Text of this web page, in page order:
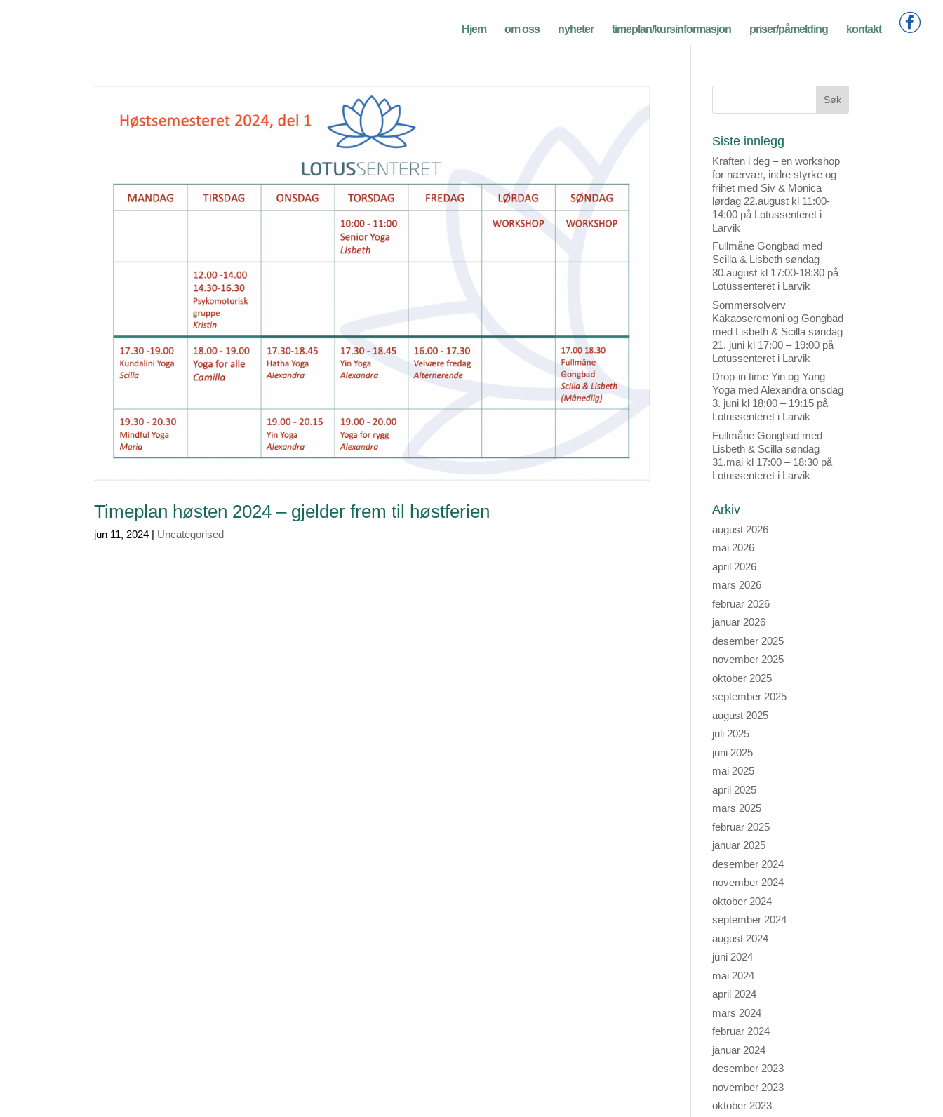
Hjem om oss nyheter timeplan/kursinformasjon priser/påmelding kontakt
Timeplan høsten 2024 – gjelder frem til høstferien
jun 11, 2024 | Uncategorised
Siste innlegg
Kraften i deg – en workshop
for nærvær, indre styrke og
frihet med Siv & Monica
lørdag 22.august kl 11:00-
14:00 på Lotussenteret i
Larvik
Fullmåne Gongbad med
Scilla & Lisbeth søndag
30.august kl 17:00-18:30 på
Lotussenteret i Larvik
Sommersolverv
Kakaoseremoni og Gongbad
med Lisbeth & Scilla søndag
21. juni kl 17:00 – 19:00 på
Lotussenteret i Larvik
Drop-in time Yin og Yang
Yoga med Alexandra onsdag
3. juni kl 18:00 – 19:15 på
Lotussenteret i Larvik
Fullmåne Gongbad med
Lisbeth & Scilla søndag
31.mai kl 17:00 – 18:30 på
Lotussenteret i Larvik
Arkiv
august 2026
mai 2026
april 2026
mars 2026
februar 2026
januar 2026
desember 2025
november 2025
oktober 2025
september 2025
august 2025
juli 2025
juni 2025
mai 2025
april 2025
mars 2025
februar 2025
januar 2025
desember 2024
november 2024
oktober 2024
september 2024
august 2024
juni 2024
mai 2024
april 2024
mars 2024
februar 2024
januar 2024
desember 2023
november 2023
oktober 2023